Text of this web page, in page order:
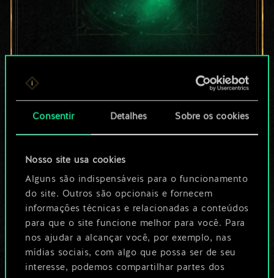
Consentir Detalhes Sobre os cookies
Nosso site usa cookies
Alguns são indispensáveis para o funcionamento
do site. Outros são opcionais e fornecem
informações técnicas e relacionadas a conteúdos
para que o site funcione melhor para você. Para
nos ajudar a alcançar você, por exemplo, nas
mídias sociais, com algo que possa ser de seu
interesse, podemos compartilhar partes dos
Por enquanto, isto é
apenas um conjunto
compartilhado.
No entanto, dá para
ser muito mais!
Dê um nome para este baralho e crie
um guia